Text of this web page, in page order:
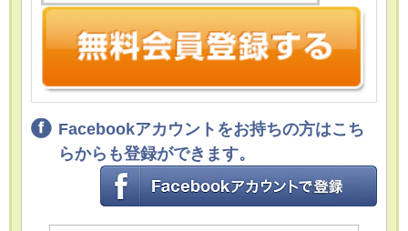
Facebookアカウントをお持ちの方はこち
らからも登録ができます。